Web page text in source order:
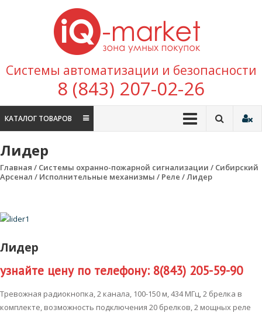
Перейти к содержимому
покупок
Системы автоматизации и безопасности
8 (843) 207-02-26
КАТАЛОГ ТОВАРОВ
Лидер
Главная / Системы охранно-пожарной сигнализации / Сибирский
Арсенал / Исполнительные механизмы / Реле / Лидер
Лидер
узнайте цену по телефону: 8(843) 205-59-90
Тревожная радиокнопка, 2 канала, 100-150 м, 434 МГц, 2 брелка в
комплекте, возможность подключения 20 брелков, 2 мощных реле